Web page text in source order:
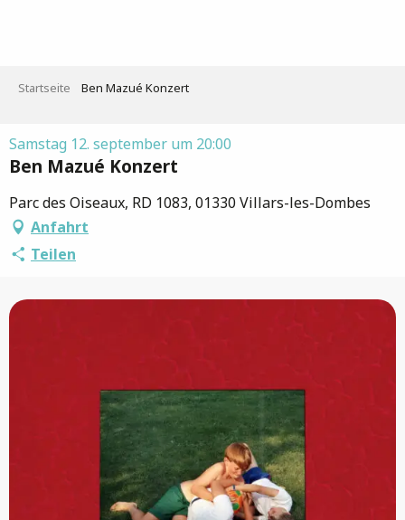
Startseite Ben Mazué Konzert
Samstag 12. september um 20:00
Ben Mazué Konzert
Parc des Oiseaux, RD 1083, 01330 Villars-les-Dombes
Anfahrt
Teilen